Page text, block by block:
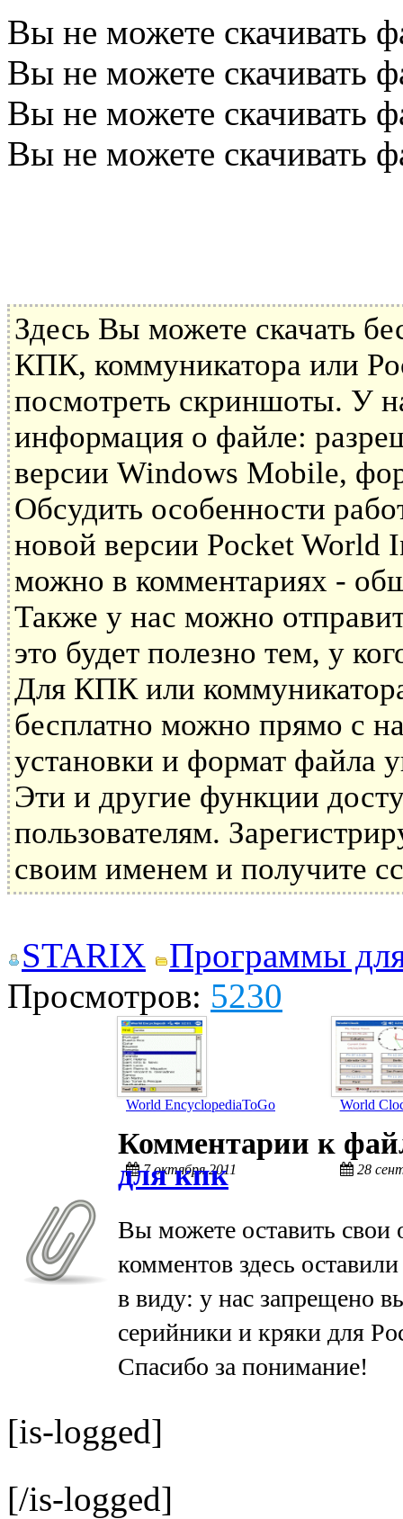
Вы не можете скачивать
Вы не можете скачивать
Вы не можете скачивать
Вы не можете скачивать
Здесь Вы можете скачать
КПК, коммуникатора или
посмотреть скриншоты. У
информация о файле:
версии Windows Mobile,
Обсудить особенности
новой версии Pocket World
можно в комментариях -
Также у нас можно
это будет полезно тем, у
Для КПК или
бесплатно можно прямо с
установки и формат файла
Эти и другие функции
пользователям.
своим именем и получите
STARIX
Программы
Просмотров: 5230
World EncyclopediaToGo
7 октября 2011
World
28
Комментарии к
для кпк
Вы можете оставить свои
комментов здесь
в виду: у нас запрещено
серийники и кряки для
Спасибо за понимание!
[is-logged]
[/is-logged]